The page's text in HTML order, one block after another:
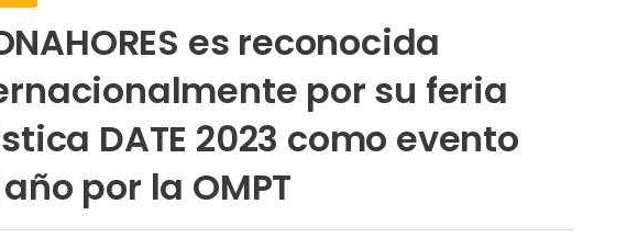
es reconocida
por su feria
DATE 2023 como evento
por la OMPT